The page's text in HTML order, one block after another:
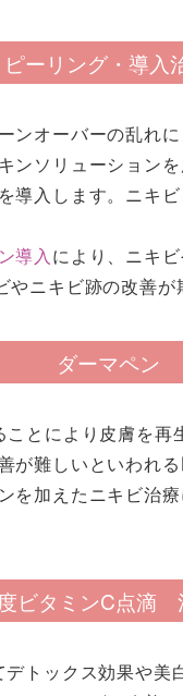
ピーリング・導入
オーバーの乱れ
ンソリューション
入します。ニキ
導入により、ニキ
ニキビ跡の改善が
ダーマペン
とにより皮膚を
難しいといわれ
加えたニキビ治
ビタミンC点滴
トックス効果や